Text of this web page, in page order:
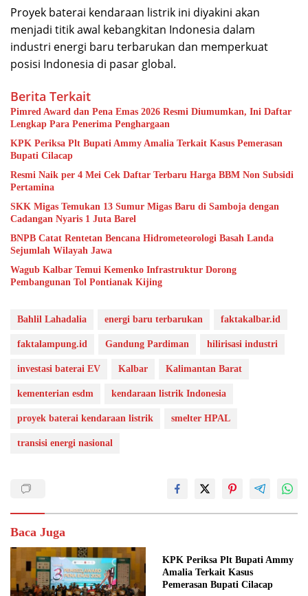
Proyek baterai kendaraan listrik ini diyakini akan
menjadi titik awal kebangkitan Indonesia dalam
industri energi baru terbarukan dan memperkuat
posisi Indonesia di pasar global.
Berita Terkait
Pimred Award dan Pena Emas 2026 Resmi Diumumkan, Ini Daftar
Lengkap Para Penerima Penghargaan
KPK Periksa Plt Bupati Ammy Amalia Terkait Kasus Pemerasan
Bupati Cilacap
Resmi Naik per 4 Mei Cek Daftar Terbaru Harga BBM Non Subsidi
Pertamina
SKK Migas Temukan 13 Sumur Migas Baru di Samboja dengan
Cadangan Nyaris 1 Juta Barel
BNPB Catat Rentetan Bencana Hidrometeorologi Basah Landa
Sejumlah Wilayah Jawa
Wagub Kalbar Temui Kemenko Infrastruktur Dorong
Pembangunan Tol Pontianak Kijing
Bahlil Lahadalia energi baru terbarukan faktakalbar.id
faktalampung.id Gandung Pardiman hilirisasi industri
investasi baterai EV Kalbar Kalimantan Barat
kementerian esdm kendaraan listrik Indonesia
proyek baterai kendaraan listrik smelter HPAL
transisi energi nasional
Baca Juga
KPK Periksa Plt Bupati Ammy
Amalia Terkait Kasus
Pemerasan Bupati Cilacap